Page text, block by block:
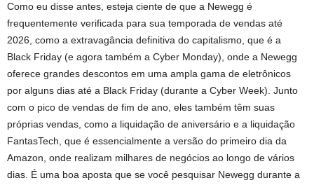
Como eu disse antes, esteja ciente de que a Newegg é
frequentemente verificada para sua temporada de vendas até
2026, como a extravagância definitiva do capitalismo, que é a
Black Friday (e agora também a Cyber ​​​​Monday), onde a Newegg
oferece grandes descontos em uma ampla gama de eletrônicos
por alguns dias até a Black Friday (durante a Cyber ​​​​Week). Junto
com o pico de vendas de fim de ano, eles também têm suas
próprias vendas, como a liquidação de aniversário e a liquidação
FantasTech, que é essencialmente a versão do primeiro dia da
Amazon, onde realizam milhares de negócios ao longo de vários
dias. É uma boa aposta que se você pesquisar Newegg durante a